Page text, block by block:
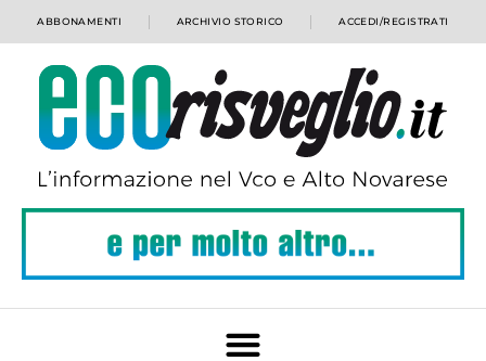
ABBONAMENTI ARCHIVIO STORICO ACCEDI/REGISTRATI